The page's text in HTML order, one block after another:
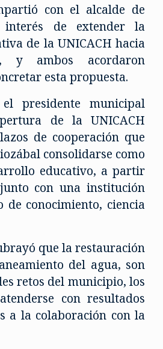
con el alcalde de
interés de extender la
de la UNICACH hacia
y ambos acordaron
esta propuesta.
presidente municipal
de la UNICACH
de cooperación que
consolidarse como
educativo, a partir
con una institución
de conocimiento, ciencia
que la restauración
del agua, son
retos del municipio, los
con resultados
a la colaboración con la